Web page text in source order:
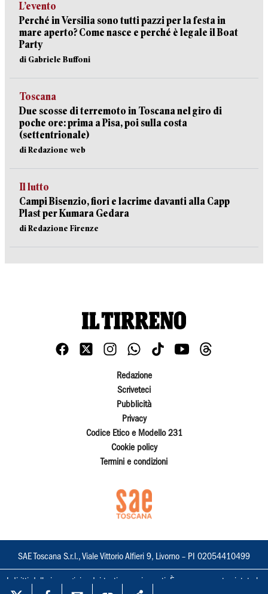
L’evento
Perché in Versilia sono tutti pazzi per la festa in
mare aperto? Come nasce e perché è legale il Boat
Party
di Gabriele Buffoni
Toscana
Due scosse di terremoto in Toscana nel giro di
poche ore: prima a Pisa, poi sulla costa
(settentrionale)
di Redazione web
Il lutto
Campi Bisenzio, fiori e lacrime davanti alla Capp
Plast per Kumara Gedara
di Redazione Firenze
Redazione
Scriveteci
Pubblicità
Privacy
Codice Etico e Modello 231
Cookie policy
Termini e condizioni
SAE Toscana S.r.l., Viale Vittorio Alfieri 9, Livorno – PI 02054410499
I diritti delle immagini e dei testi sono riservati. È espressamente vietata la